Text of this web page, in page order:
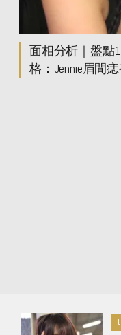
面相分析｜盤點
格：Jennie眉間